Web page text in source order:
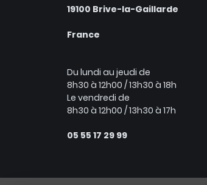
19100 Brive-la-Gaillarde
France
Du lundi au jeudi de
8h30 à 12h00 / 13h30 à 18h
Le vendredi de
8h30 à 12h00 / 13h30 à 17h
05 55 17 29 99